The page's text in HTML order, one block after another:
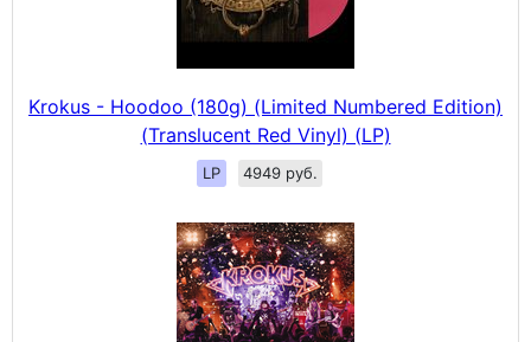
Krokus - Hoodoo (180g) (Limited Numbered Edition)
(Translucent Red Vinyl) (LP)
LP 4949 руб.